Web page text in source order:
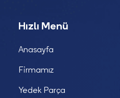
Hızlı Menü
Anasayfa
Firmamız
Yedek Parça